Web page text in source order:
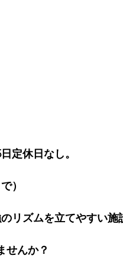
定休日なし。
）
リズムを立てやすい施
せんか？